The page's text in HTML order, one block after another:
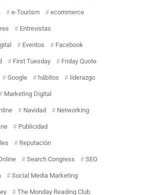
e-Tourism ecommerce
Entrevistas
Eventos Facebook
First Tuesday Friday Quote
Google hábitos liderazgo
Marketing Digital
Navidad Networking
Publicidad
Reputación
Search Congress SEO
Social Media Marketing
The Monday Reading Club